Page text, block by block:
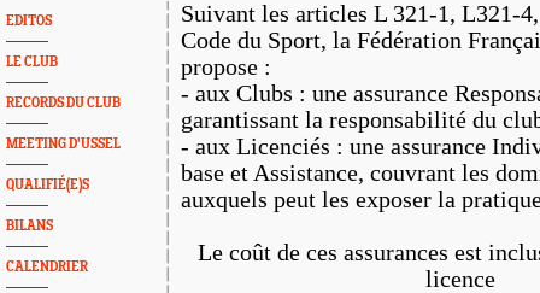
EDITOS
LE CLUB
RECORDS DU CLUB
MEETING D'USSEL
QUALIFIÉ(E)S
BILANS
CALENDRIER
Suivant les articles L 321-1, L321-
Code du Sport, la Fédération
propose :
- aux Clubs : une assurance
garantissant la responsabilité du
- aux Licenciés : une assurance
base et Assistance, couvrant les
auxquels peut les exposer la
Le coût de ces assurances est
licence